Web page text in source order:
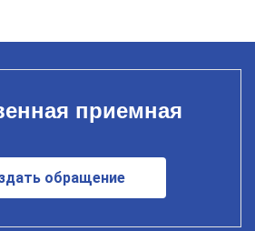
приемная
обращение